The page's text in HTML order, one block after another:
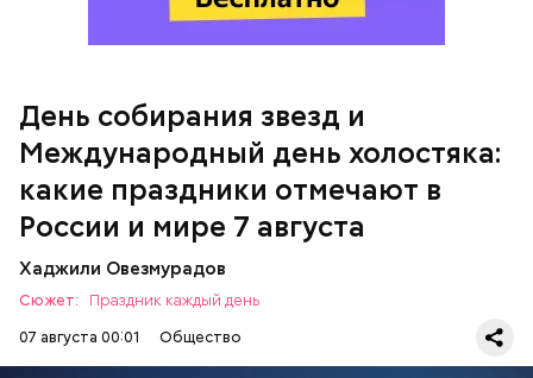
День собирания звезд и
Международный день холостяка:
какие праздники отмечают в
России и мире 7 августа
Хаджили Овезмурадов
Сюжет:
Праздник каждый день
07 августа 00:01
Общество
Международный день холостяка
— В дыне содержится много сахара, который
представлен фруктозой. С одной стороны — это
хорошо, потому что дает энергию. Но важно
помнить, что сладкими дынями не нужно сильно
увлекаться, так же как и арбузами, людям с
сахарным диабетом и лишним весом, —
подчеркнула доктор.